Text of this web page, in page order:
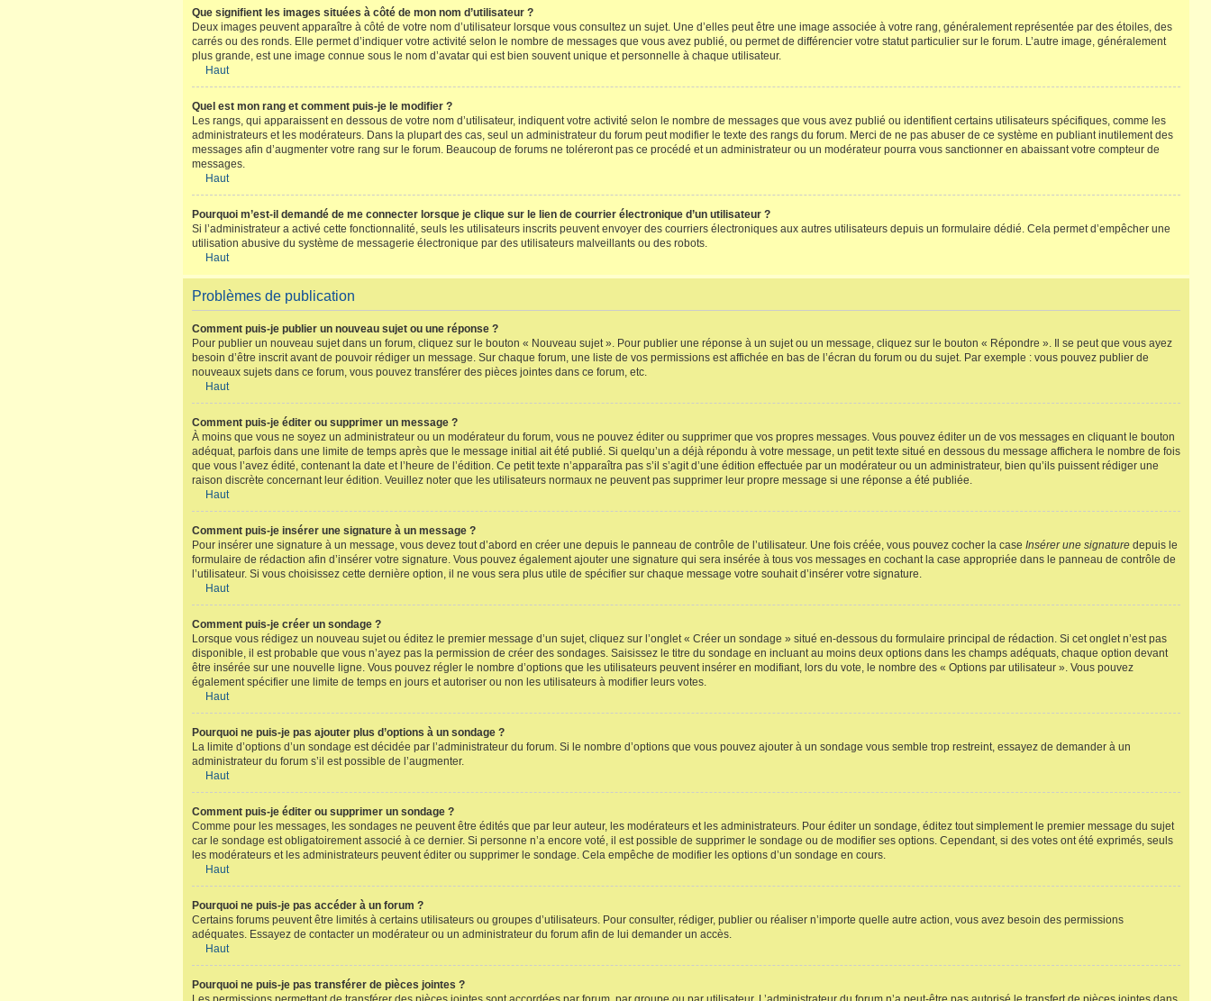
Que signifient les images situées à côté de mon nom d’utilisateur ?
Deux images peuvent apparaître à côté de votre nom d’utilisateur lorsque vous consultez un sujet. Une d’elles peut être une image associée à votre rang, généralement représentée par des étoiles, des
carrés ou des ronds. Elle permet d’indiquer votre activité selon le nombre de messages que vous avez publié, ou permet de différencier votre statut particulier sur le forum. L’autre image, généralement
plus grande, est une image connue sous le nom d’avatar qui est bien souvent unique et personnelle à chaque utilisateur.
Haut
Quel est mon rang et comment puis-je le modifier ?
Les rangs, qui apparaissent en dessous de votre nom d’utilisateur, indiquent votre activité selon le nombre de messages que vous avez publié ou identifient certains utilisateurs spécifiques, comme les
administrateurs et les modérateurs. Dans la plupart des cas, seul un administrateur du forum peut modifier le texte des rangs du forum. Merci de ne pas abuser de ce système en publiant inutilement des
messages afin d’augmenter votre rang sur le forum. Beaucoup de forums ne toléreront pas ce procédé et un administrateur ou un modérateur pourra vous sanctionner en abaissant votre compteur de
messages.
Haut
Pourquoi m’est-il demandé de me connecter lorsque je clique sur le lien de courrier électronique d’un utilisateur ?
Si l’administrateur a activé cette fonctionnalité, seuls les utilisateurs inscrits peuvent envoyer des courriers électroniques aux autres utilisateurs depuis un formulaire dédié. Cela permet d’empêcher une
utilisation abusive du système de messagerie électronique par des utilisateurs malveillants ou des robots.
Haut
Problèmes de publication
Comment puis-je publier un nouveau sujet ou une réponse ?
Pour publier un nouveau sujet dans un forum, cliquez sur le bouton « Nouveau sujet ». Pour publier une réponse à un sujet ou un message, cliquez sur le bouton « Répondre ». Il se peut que vous ayez
besoin d’être inscrit avant de pouvoir rédiger un message. Sur chaque forum, une liste de vos permissions est affichée en bas de l’écran du forum ou du sujet. Par exemple : vous pouvez publier de
nouveaux sujets dans ce forum, vous pouvez transférer des pièces jointes dans ce forum, etc.
Haut
Comment puis-je éditer ou supprimer un message ?
À moins que vous ne soyez un administrateur ou un modérateur du forum, vous ne pouvez éditer ou supprimer que vos propres messages. Vous pouvez éditer un de vos messages en cliquant le bouton
adéquat, parfois dans une limite de temps après que le message initial ait été publié. Si quelqu’un a déjà répondu à votre message, un petit texte situé en dessous du message affichera le nombre de fois
que vous l’avez édité, contenant la date et l’heure de l’édition. Ce petit texte n’apparaîtra pas s’il s’agit d’une édition effectuée par un modérateur ou un administrateur, bien qu’ils puissent rédiger une
raison discrète concernant leur édition. Veuillez noter que les utilisateurs normaux ne peuvent pas supprimer leur propre message si une réponse a été publiée.
Haut
Comment puis-je insérer une signature à un message ?
Pour insérer une signature à un message, vous devez tout d’abord en créer une depuis le panneau de contrôle de l’utilisateur. Une fois créée, vous pouvez cocher la case Insérer une signature depuis le
formulaire de rédaction afin d’insérer votre signature. Vous pouvez également ajouter une signature qui sera insérée à tous vos messages en cochant la case appropriée dans le panneau de contrôle de
l’utilisateur. Si vous choisissez cette dernière option, il ne vous sera plus utile de spécifier sur chaque message votre souhait d’insérer votre signature.
Haut
Comment puis-je créer un sondage ?
Lorsque vous rédigez un nouveau sujet ou éditez le premier message d’un sujet, cliquez sur l’onglet « Créer un sondage » situé en-dessous du formulaire principal de rédaction. Si cet onglet n’est pas
disponible, il est probable que vous n’ayez pas la permission de créer des sondages. Saisissez le titre du sondage en incluant au moins deux options dans les champs adéquats, chaque option devant
être insérée sur une nouvelle ligne. Vous pouvez régler le nombre d’options que les utilisateurs peuvent insérer en modifiant, lors du vote, le nombre des « Options par utilisateur ». Vous pouvez
également spécifier une limite de temps en jours et autoriser ou non les utilisateurs à modifier leurs votes.
Haut
Pourquoi ne puis-je pas ajouter plus d’options à un sondage ?
La limite d’options d’un sondage est décidée par l’administrateur du forum. Si le nombre d’options que vous pouvez ajouter à un sondage vous semble trop restreint, essayez de demander à un
administrateur du forum s’il est possible de l’augmenter.
Haut
Comment puis-je éditer ou supprimer un sondage ?
Comme pour les messages, les sondages ne peuvent être édités que par leur auteur, les modérateurs et les administrateurs. Pour éditer un sondage, éditez tout simplement le premier message du sujet
car le sondage est obligatoirement associé à ce dernier. Si personne n’a encore voté, il est possible de supprimer le sondage ou de modifier ses options. Cependant, si des votes ont été exprimés, seuls
les modérateurs et les administrateurs peuvent éditer ou supprimer le sondage. Cela empêche de modifier les options d’un sondage en cours.
Haut
Pourquoi ne puis-je pas accéder à un forum ?
Certains forums peuvent être limités à certains utilisateurs ou groupes d’utilisateurs. Pour consulter, rédiger, publier ou réaliser n’importe quelle autre action, vous avez besoin des permissions
adéquates. Essayez de contacter un modérateur ou un administrateur du forum afin de lui demander un accès.
Haut
Pourquoi ne puis-je pas transférer de pièces jointes ?